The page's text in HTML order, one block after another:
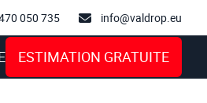
050 735 info@valdrop.eu
ESTIMATION GRATUITE